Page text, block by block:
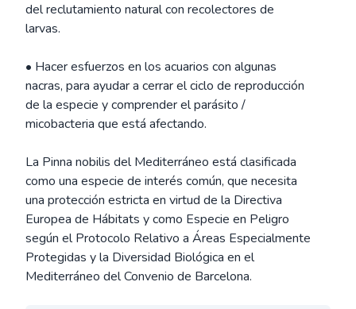
del reclutamiento natural con recolectores de
larvas.
• Hacer esfuerzos en los acuarios con algunas
nacras, para ayudar a cerrar el ciclo de reproducción
de la especie y comprender el parásito /
micobacteria que está afectando.
La Pinna nobilis del Mediterráneo está clasificada
como una especie de interés común, que necesita
una protección estricta en virtud de la Directiva
Europea de Hábitats y como Especie en Peligro
según el Protocolo Relativo a Áreas Especialmente
Protegidas y la Diversidad Biológica en el
Mediterráneo del Convenio de Barcelona.